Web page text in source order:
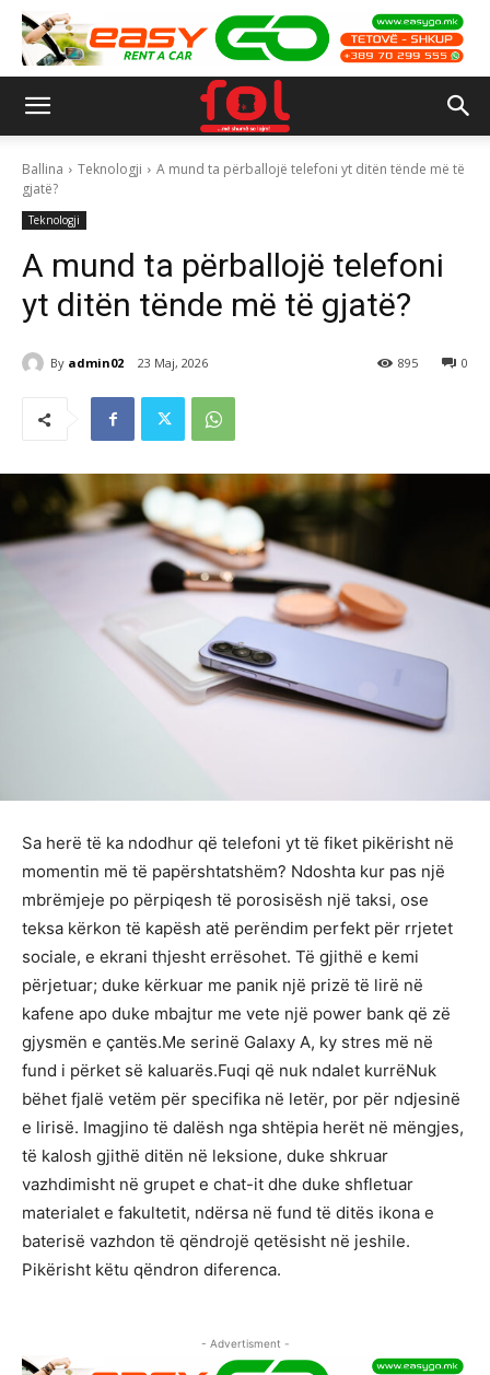
Ballina Teknologji
A mund ta përballojë telefoni yt ditën tënde më të
gjatë?
Teknologji
A mund ta përballojë telefoni
yt ditën tënde më të gjatë?
By admin02 23 Maj, 2026 0
895
Sa herë të ka ndodhur që telefoni yt të fiket pikërisht në
momentin më të papërshtatshëm? Ndoshta kur pas një
mbrëmjeje po përpiqesh të porosisësh një taksi, ose
teksa kërkon të kapësh atë perëndim perfekt për rrjetet
sociale, e ekrani thjesht errësohet. Të gjithë e kemi
përjetuar; duke kërkuar me panik një prizë të lirë në
kafene apo duke mbajtur me vete një power bank që zë
gjysmën e çantës.Me serinë Galaxy A, ky stres më në
fund i përket së kaluarës.Fuqi që nuk ndalet kurrëNuk
bëhet fjalë vetëm për specifika në letër, por për ndjesinë
e lirisë. Imagjino të dalësh nga shtëpia herët në mëngjes,
të kalosh gjithë ditën në leksione, duke shkruar
vazhdimisht në grupet e chat-it dhe duke shfletuar
materialet e fakultetit, ndërsa në fund të ditës ikona e
baterisë vazhdon të qëndrojë qetësisht në jeshile.
Pikërisht këtu qëndron diferenca.
- Advertisment -